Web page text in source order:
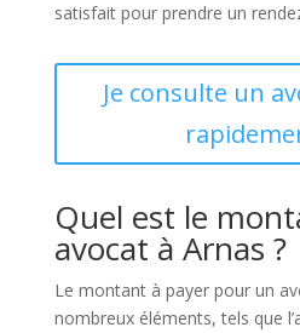
satisfait pour prendre un
Je consulte un
Quel est le
avocat à Arnas ?
Le montant à payer pour un
nombreux éléments, tels que